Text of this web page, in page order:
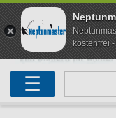
☰
Neu eingetroffen
Angelset
Karpfenruten
Freilaufrollen
Raubfischrute
Köderfischrute
Forellenruten
Forellenposen
Wallerruten
Wallerrolle
Meeresruten
Meeresrollen
Matchruten
Feederrollen
Trollingruten
Bootsrutenhalter
FOX
Westin Fishing
kostenfrei